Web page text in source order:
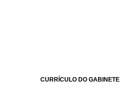
CURRÍCULO DO GABINETE